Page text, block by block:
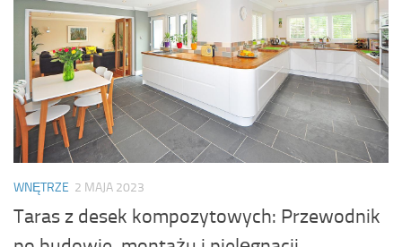
WNĘTRZE 2 MAJA 2023
Taras z desek kompozytowych: Przewodnik